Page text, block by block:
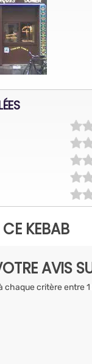
KEBAB
AVIS
chaque critère entre